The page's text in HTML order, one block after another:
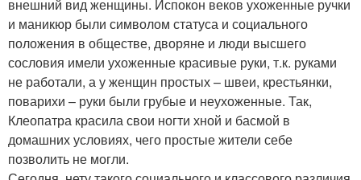
внешний вид женщины. Испокон веков ухоженные ручки
и маникюр были символом статуса и социального
положения в обществе, дворяне и люди высшего
сословия имели ухоженные красивые руки, т.к. руками
не работали, а у женщин простых – швеи, крестьянки,
поварихи – руки были грубые и неухоженные. Так,
Клеопатра красила свои ногти хной и басмой в
домашних условиях, чего простые жители себе
позволить не могли.